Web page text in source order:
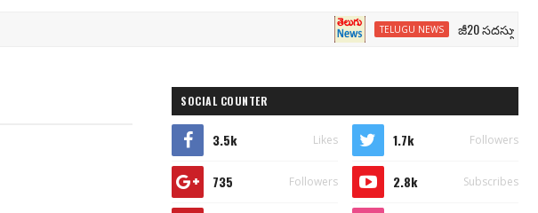
TELUGU NEWS జీ20 సదస్సు.. మోదీ
SOCIAL COUNTER
3.5k Likes 1.7k Followers
735 Followers 2.8k Subscribes